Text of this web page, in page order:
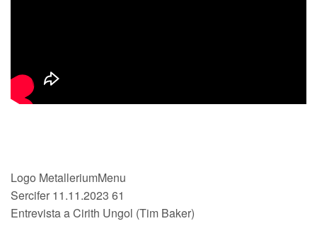
Logo MetalleriumMenu​
Sercifer 11.11.2023 61
Entrevista a Cirith Ungol (Tim Baker)